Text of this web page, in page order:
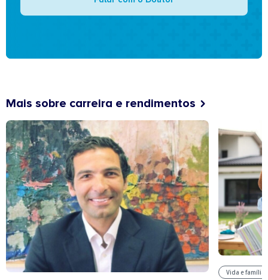
Mais sobre carreira e rendimentos
Vida e família